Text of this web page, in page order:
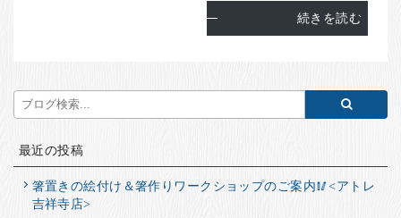
続きを読む
最近の投稿
箸置きの絵付け＆箸作りワークショップのご案内🥢<アトレ
吉祥寺店>